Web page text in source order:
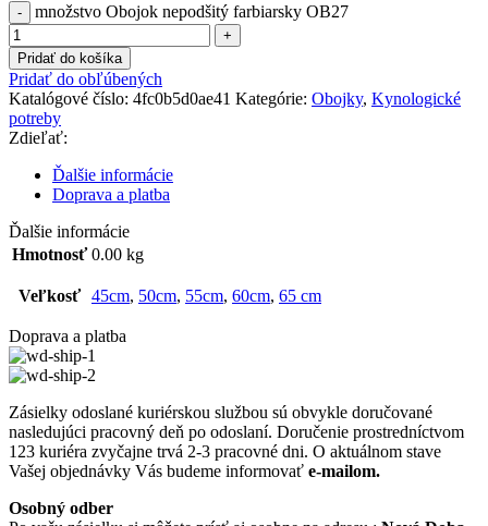
množstvo Obojok nepodšitý farbiarsky OB27
Pridať do košíka
Pridať do obľúbených
Katalógové číslo: 4fc0b5d0ae41 Kategórie: Obojky, Kynologické
potreby
Zdieľať:
Ďalšie informácie
Doprava a platba
Ďalšie informácie
Hmotnosť 0.00 kg
Veľkosť 45cm, 50cm, 55cm, 60cm, 65 cm
Doprava a platba
Zásielky odoslané kuriérskou službou sú obvykle doručované
nasledujúci pracovný deň po odoslaní. Doručenie prostredníctvom
123 kuriéra zvyčajne trvá 2-3 pracovné dni. O aktuálnom stave
Vašej objednávky Vás budeme informovať e-mailom.
Osobný odber